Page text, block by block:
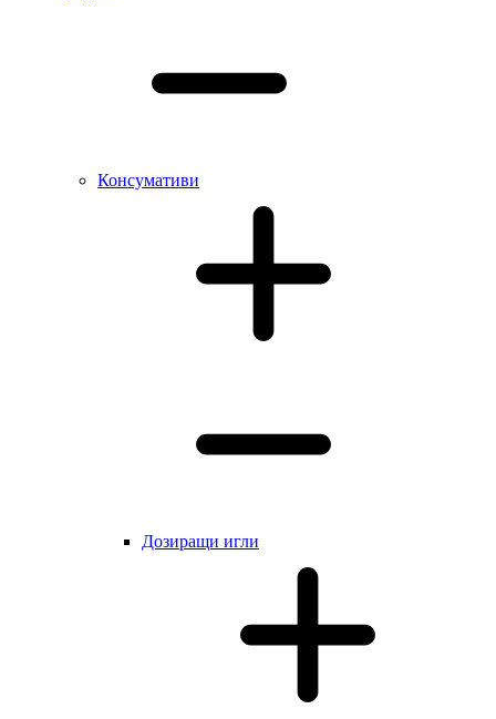
Консумативи
Дозиращи игли